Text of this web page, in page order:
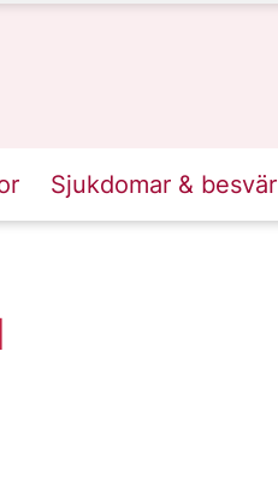
Sjukdomar & besvär